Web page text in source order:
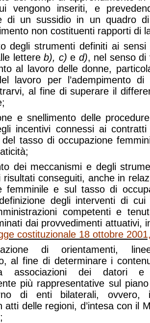
vengono inseriti, e
di un sussidio in un quadro
non costituenti rapporti di
degli strumenti definiti ai
lettereb), c) e d), nel senso di
al lavoro delle donne,
lavoro per l’adempimento
al fine di superare il
e snellimento delle
incentivi connessi ai
tasso di occupazione
dei meccanismi e degli
conseguiti, anche in
femminile e sul tasso di
degli interventi di
competenti e
dai provvedimenti attuativi,
costituzionale 18 ottobre
di orientamenti,
al fine di determinare i
associazioni dei datori
più rappresentative sul
di enti bilaterali,
atti delle regioni, d’intesa con il